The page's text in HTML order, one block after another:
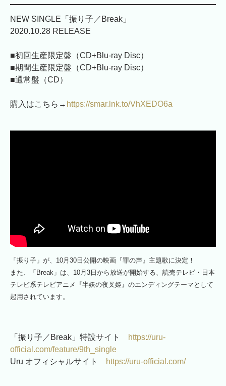
NEW SINGLE「振り子／Break」
2020.10.28 RELEASE
■初回生産限定盤（CD+Blu-ray Disc）
■期間生産限定盤（CD+Blu-ray Disc）
■通常盤（CD）
購入はこちら→ https://smar.lnk.to/VhXEDO6a
「振り子」が、10月30日公開の映画『罪の声』主題歌に決定！
また、「Break」は、10月3日から放送が開始する、読売テレビ・日本
テレビ系テレビアニメ『半妖の夜叉姫』のエンディングテーマとして
起用されています。
「振り子／Break」特設サイト
https://uru-
official.com/feature/9th_single
Uru オフィシャルサイト
https://uru-official.com/